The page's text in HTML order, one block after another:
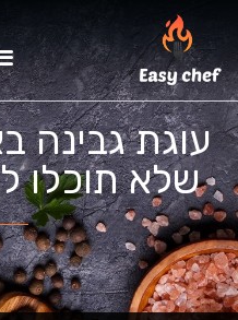
עוגת גבינה
שלא תוכלו